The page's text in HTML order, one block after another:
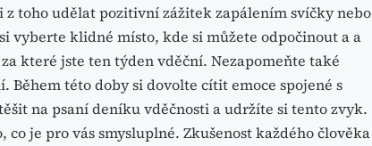
z toho udělat pozitivní zážitek zapálením svíčky nebo
vyberte klidné místo, kde si můžete odpočinout a a
které jste ten týden vděční. Nezapomeňte také
Během této doby si dovolte cítit emoce spojené s
na psaní deníku vděčnosti a udržíte si tento zvyk.
je pro vás smysluplné. Zkušenost každého člověka